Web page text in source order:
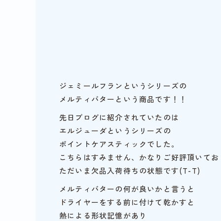
ジェミールフランというシリーズの
メルティバターという商品です！！
先日ブログに紹介されていたのは
エルジューダというシリーズの
ポイントケアスティックでした。
こちらはすみません、かなりご好評頂いて
ただいま欠品入荷待ちの状態です(T-T)
メルティバターの何が良いかと言うと
ドライヤーをする前に付けて乾かすと
熱による形状記憶があり